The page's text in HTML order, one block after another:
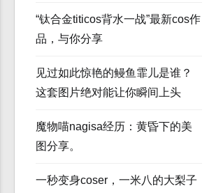
“钛合金titicos背水一战”最新cos作
品，与你分享
见过如此惊艳的鳗鱼霏儿是谁？
这套图片绝对能让你瞬间上头
魔物喵nagisa经历：黄昏下的美
图分享。
一秒变身coser，一米八的大梨子